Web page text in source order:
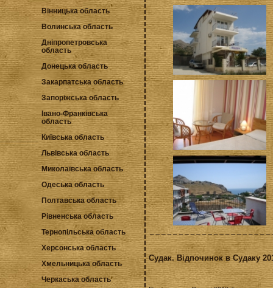
Вінницька область
Волинська область
Дніпропетровська
область
Донецька область
Закарпатська область
Запоріжська область
Івано-Франківська
область
Київська область
Львівська область
Миколаївська область
Одеська область
Полтавська область
Рівненська область
Тернопільська область
Херсонська область
Хмельницька область
Черкаська область
Судак. Відпочинок в Судаку